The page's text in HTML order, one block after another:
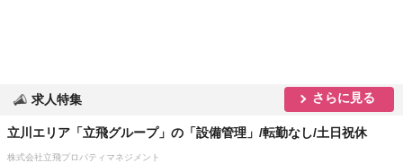
求人特集 さらに見る
立川エリア「立飛グループ」の「設備管理」/転勤なし/土日祝休
株式会社立飛プロパティマネジメント